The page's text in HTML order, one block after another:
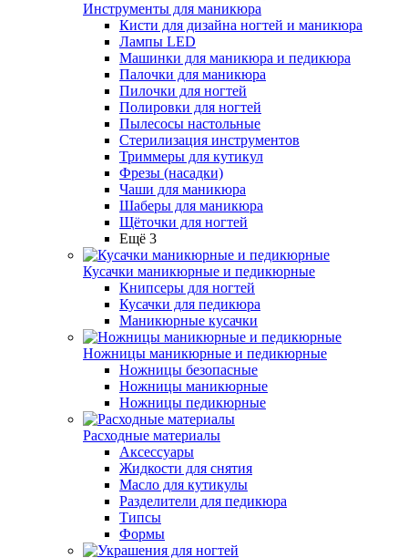
Инструменты для маникюра
Кисти для дизайна ногтей и маникюра
Лампы LED
Машинки для маникюра и педикюра
Палочки для маникюра
Пилочки для ногтей
Полировки для ногтей
Пылесосы настольные
Стерилизация инструментов
Триммеры для кутикул
Фрезы (насадки)
Чаши для маникюра
Шаберы для маникюра
Щёточки для ногтей
Ещё 3
Кусачки маникюрные и педикюрные
Книпсеры для ногтей
Кусачки для педикюра
Маникюрные кусачки
Ножницы маникюрные и педикюрные
Ножницы безопасные
Ножницы маникюрные
Ножницы педикюрные
Расходные материалы
Аксессуары
Жидкости для снятия
Масло для кутикулы
Разделители для педикюра
Типсы
Формы